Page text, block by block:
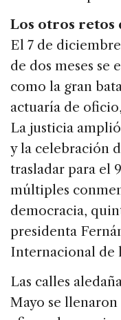
Los otros retos
El 7 de
de dos meses se
como la gran
actuaría de
La justicia
y la celebración
trasladar para el
múltiples
democracia,
presidenta
Internacional de
Las calles
Mayo se